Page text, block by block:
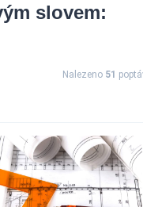
slovem:
Nalezeno 51